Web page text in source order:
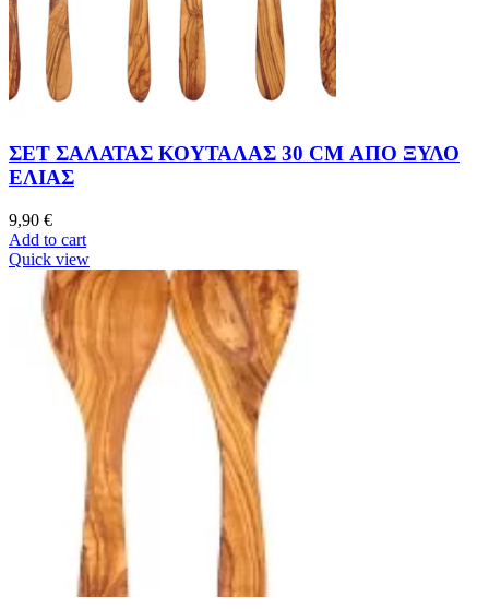
ΣΕΤ ΣΑΛΑΤΑΣ ΚΟΥΤΑΛΑΣ 30 CM ΑΠΟ ΞΥΛΟ
ΕΛΙΑΣ
9,90 €
Add to cart
Quick view